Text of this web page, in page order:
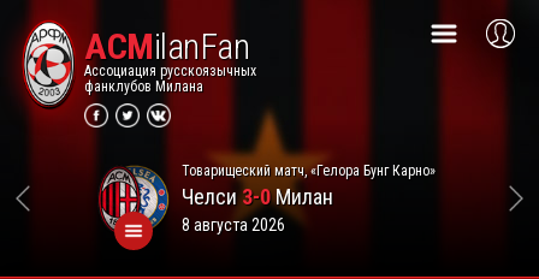
ACMilanFan
Ассоциация русскоязычных
фанклубов Милана
Товарищеский матч, «Гелора Бунг Карно»
Челси3-0Милан
8 августа 2026